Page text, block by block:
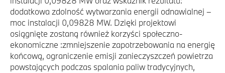
dodatkowa zdolność wytwarzania energii odnawialnej –
moc instalacji 0,09828 MW. Dzięki projektowi
osiągnięte zostaną również korzyści społeczno-
ekonomiczne :zmniejszenie zapotrzebowania na energię
końcową, ograniczenie emisji zanieczyszczeń powietrza
powstających podczas spalania paliw tradycyjnych,